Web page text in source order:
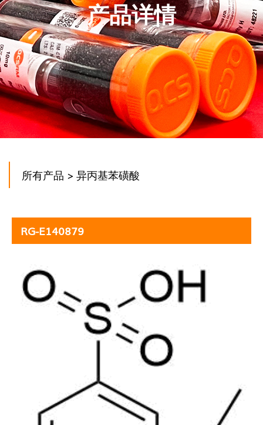
产品详情
所有产品 > 异丙基苯磺酸
RG-E140879